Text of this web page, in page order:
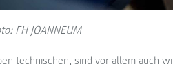
FH JOANNEUM
technischen, sind vor allem auch